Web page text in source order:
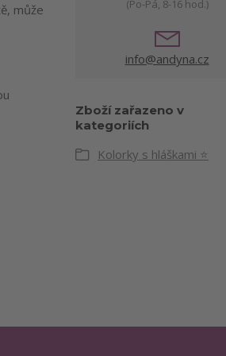
může (Po-Pá, 8-16 hod.)
info@andyna.cz
Zboží zařazeno v
kategoriích
Kolorky s hláškami ⭐